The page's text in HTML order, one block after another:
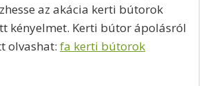
az akácia kerti bútorok
kényelmet. Kerti bútor ápolásról
olvashat: fa kerti bútorok